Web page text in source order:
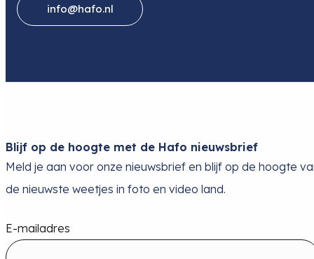
info@hafo.nl
Blijf op de hoogte met de Hafo nieuwsbrief
Meld je aan voor onze nieuwsbrief en blijf op de hoogte
de nieuwste weetjes in foto en video land.
E-mailadres